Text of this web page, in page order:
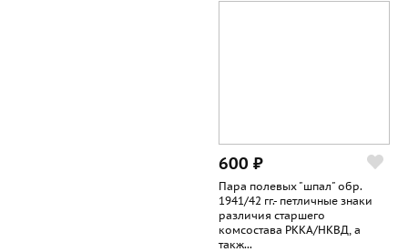
600 ₽
Пара полевых "шпал" обр.
1941/42 гг.- петличные знаки
различия старшего
комсостава РККА/НКВД, а
такж...